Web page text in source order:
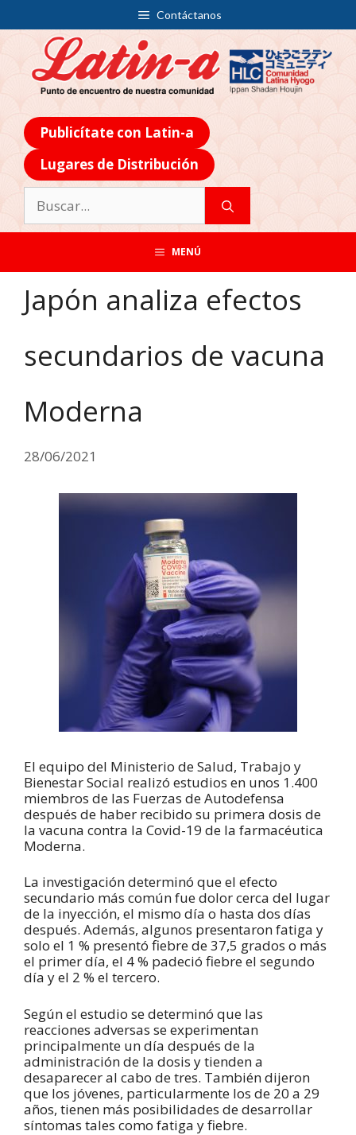
Contáctanos
Publicítate con Latin-a
Lugares de Distribución
MENÚ
Japón analiza efectos
secundarios de vacuna
Moderna
28/06/2021
El equipo del Ministerio de Salud, Trabajo y
Bienestar Social realizó estudios en unos 1.400
miembros de las Fuerzas de Autodefensa
después de haber recibido su primera dosis de
la vacuna contra la Covid-19 de la farmacéutica
Moderna.
La investigación determinó que el efecto
secundario más común fue dolor cerca del lugar
de la inyección, el mismo día o hasta dos días
después. Además, algunos presentaron fatiga y
solo el 1 % presentó fiebre de 37,5 grados o más
el primer día, el 4 % padeció fiebre el segundo
día y el 2 % el tercero.
Según el estudio se determinó que las
reacciones adversas se experimentan
principalmente un día después de la
administración de la dosis y tienden a
desaparecer al cabo de tres. También dijeron
que los jóvenes, particularmente los de 20 a 29
años, tienen más posibilidades de desarrollar
síntomas tales como fatiga y fiebre.